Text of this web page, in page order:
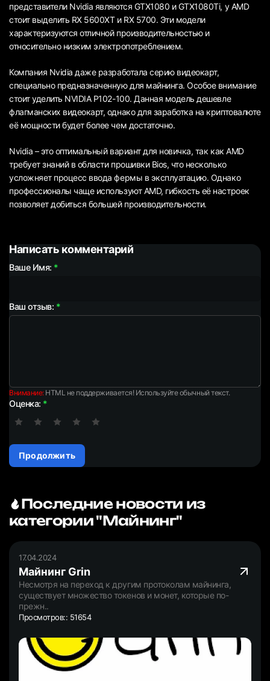
представители Nvidia являются GTX1080 и GTX1080Ti, у AMD
стоит выделить RX 5600XT и RX 5700. Эти модели
характеризуются отличной производительностью и
относительно низким электропотреблением.
Компания Nvidia даже разработала серию видеокарт,
специально предназначенную для майнинга. Особое внимание
стоит уделить NVIDIA P102-100. Данная модель дешевле
флагманских видеокарт, однако для заработка на криптовалюте
её мощности будет более чем достаточно.
Nvidia – это оптимальный вариант для новичка, так как AMD
требует знаний в области прошивки Bios, что несколько
усложняет процесс ввода фермы в эксплуатацию. Однако
профессионалы чаще используют AMD, гибкость её настроек
позволяет добиться большей производительности.
Написать комментарий
Ваше Имя:
Ваш отзыв:
Внимание:HTML не поддерживается! Используйте обычный текст.
Оценка:
Продолжить
Последние новости из
категории "Майнинг"
17.04.2024
Майнинг Grin
Несмотря на переход к другим протоколам майнинга,
существует множество токенов и монет, которые по-
прежн..
Просмотров:: 51654